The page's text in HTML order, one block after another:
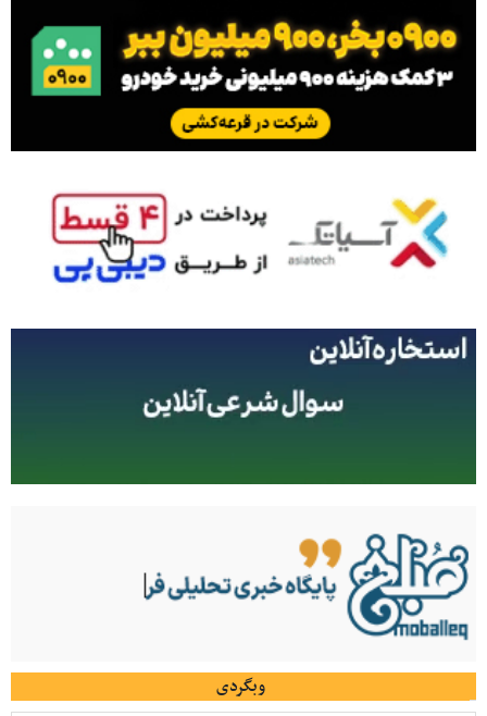
وبگردی